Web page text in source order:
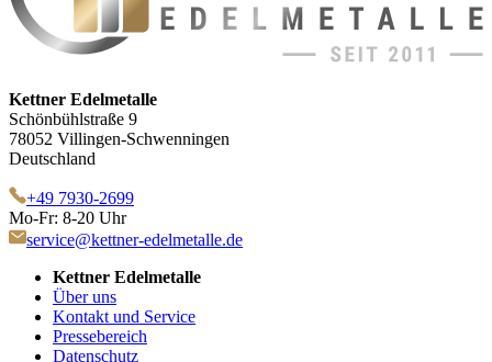
Kettner Edelmetalle
Schönbühlstraße 9
78052 Villingen-Schwenningen
Deutschland
+49 7930-2699
Mo-Fr: 8-20 Uhr
service@kettner-edelmetalle.de
Kettner Edelmetalle
Über uns
Kontakt und Service
Pressebereich
Datenschutz